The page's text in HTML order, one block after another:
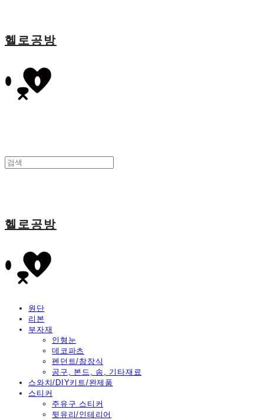
헬로공방
헬로공방
원단
리본
부자재
인형눈
데코파츠
펜던트/참장식
공구, 본드, 솜, 기타재료
스와치/DIY키트/완제품
스티커
주유구 스티커
뒷유리/인테리어